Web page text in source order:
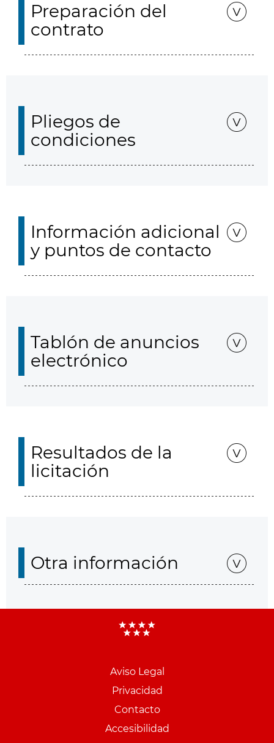
Preparación del
contrato
Pliegos de
condiciones
Información adicional
y puntos de contacto
Tablón de anuncios
electrónico
Resultados de la
licitación
Otra información
Aviso Legal
Privacidad
Contacto
Accesibilidad